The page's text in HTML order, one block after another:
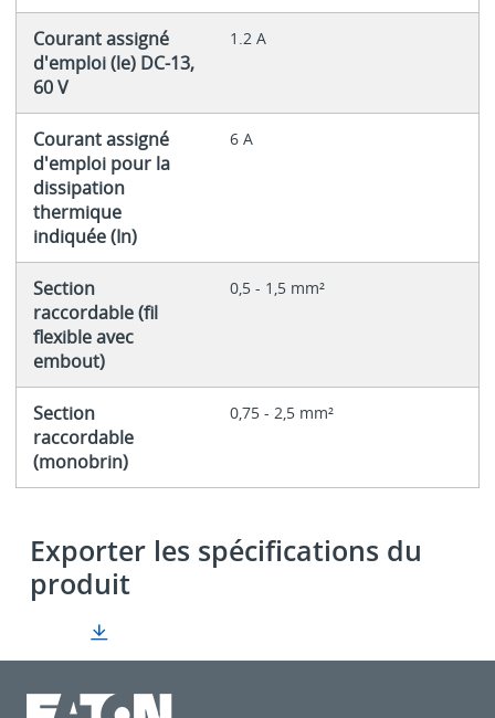
Courant assigné
d'emploi (le) DC-13,
60 V
1.2 A
Courant assigné
d'emploi pour la
dissipation
thermique
indiquée (In)
6 A
Section
raccordable (fil
flexible avec
embout)
0,5 - 1,5 mm²
Section
raccordable
(monobrin)
0,75 - 2,5 mm²
Exporter les spécifications du
produit